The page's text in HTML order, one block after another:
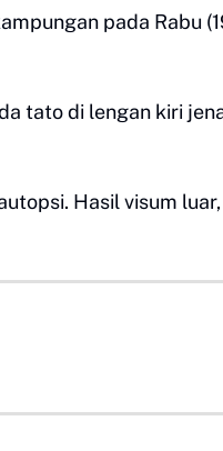
pada Rabu
tato di lengan kiri
Hasil visum